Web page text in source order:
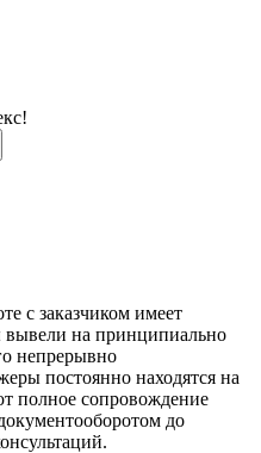
с заказчиком имеет
вывели на принципиально
непрерывно
постоянно находятся на
полное сопровождение
до